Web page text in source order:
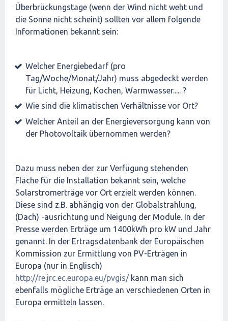
Überbrückungstage (wenn der Wind nicht weht und
die Sonne nicht scheint) sollten vor allem folgende
Informationen bekannt sein:
Welcher Energiebedarf (pro
Tag/Woche/Monat/Jahr) muss abgedeckt werden
für Licht, Heizung, Kochen, Warmwasser..... ?
Wie sind die klimatischen Verhältnisse vor Ort?
Welcher Anteil an der Energieversorgung kann von
der Photovoltaik übernommen werden?
Dazu muss neben der zur Verfügung stehenden
Fläche für die Installation bekannt sein, welche
Solarstromerträge vor Ort erzielt werden können.
Diese sind z.B. abhängig von der Globalstrahlung,
(Dach) -ausrichtung und Neigung der Module. In der
Presse werden Erträge um 1400kWh pro kW und Jahr
genannt. In der Ertragsdatenbank der Europäischen
Kommission zur Ermittlung von PV-Erträgen in
Europa (nur in Englisch)
http://re.jrc.ec.europa.eu/pvgis/kann man sich
ebenfalls mögliche Erträge an verschiedenen Orten in
Europa ermitteln lassen.